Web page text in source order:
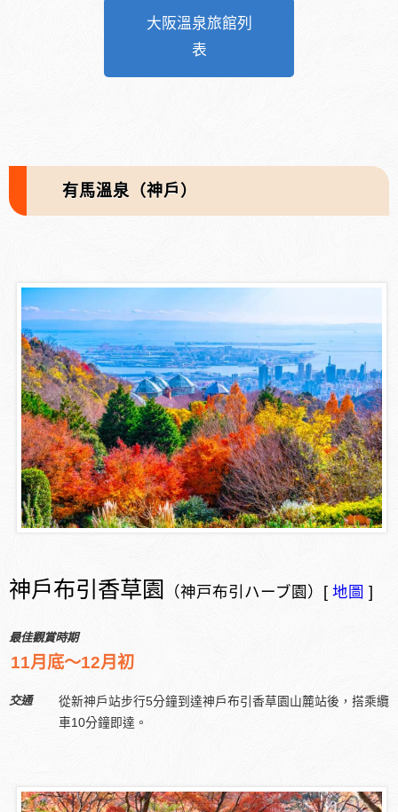
大阪溫泉旅館列
表
有馬溫泉（神戶）
神戶布引香草園 （神戸布引ハーブ園）[ 地圖 ]
最佳觀賞時期
11月底～12月初
交通
從新神戶站步行5分鐘到達神戶布引香草園山麓站後，搭乘纜
車10分鐘即達。